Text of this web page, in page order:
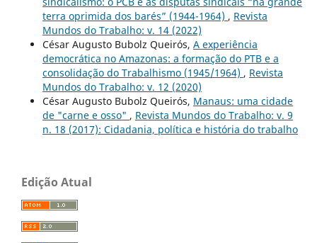
terra oprimida dos barés” (1944-1964) , Revista
Mundos do Trabalho: v. 14 (2022)
César Augusto Bubolz Queirós, A experiência
democrática no Amazonas: a formação do PTB e a
consolidação do Trabalhismo (1945/1964) , Revista
Mundos do Trabalho: v. 12 (2020)
César Augusto Bubolz Queirós, Manaus: uma cidade
de "carne e osso" , Revista Mundos do Trabalho: v. 9
n. 18 (2017): Cidadania, política e história do trabalho
Edição Atual